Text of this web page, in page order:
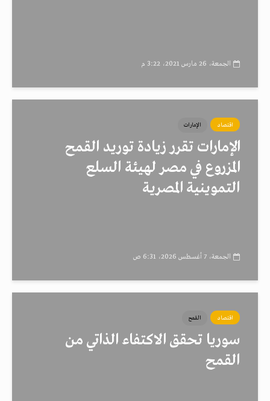
الجمعة، 26 مارس 2021، 3:22 م
اقتصاد الإمارات
الإمارات تقرر زيادة توريد القمح
المزروع في مصر لهيئة السلع
التموينية المصرية
الجمعة، 7 أغسطس 2026، 6:31 ص
اقتصاد القمح
سوريا تحقق الاكتفاء الذاتي من
القمح